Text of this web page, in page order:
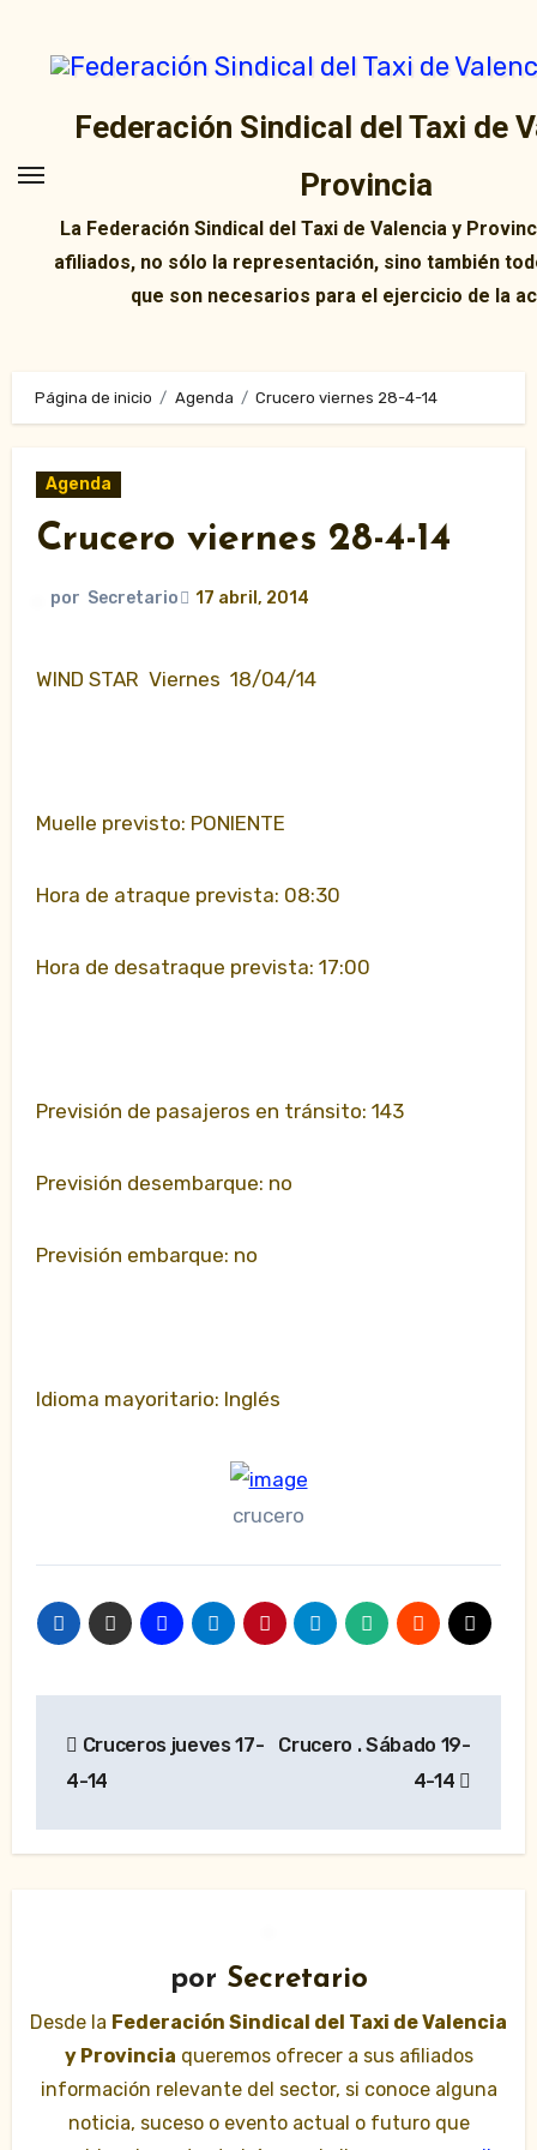
contenido
Federación Sindical del Taxi de
Provincia
La Federación Sindical del Taxi de Valencia y
afiliados, no sólo la representación, sino también
que son necesarios para el ejercicio de la
Página de inicio Agenda Crucero viernes 28-4-14
Agenda
Crucero viernes 28-4-14
por Secretario 17 abril, 2014
WIND STAR Viernes 18/04/14
Muelle previsto: PONIENTE
Hora de atraque prevista: 08:30
Hora de desatraque prevista: 17:00
Previsión de pasajeros en tránsito: 143
Previsión desembarque: no
Previsión embarque: no
Idioma mayoritario: Inglés
crucero
de
Cruceros jueves 17-
4-14
Crucero . Sábado 19-
4-14
por Secretario
Desde la Federación Sindical del Taxi de Valencia
y Provincia queremos ofrecer a sus afiliados
información relevante del sector, si conoce alguna
noticia, suceso o evento actual o futuro que